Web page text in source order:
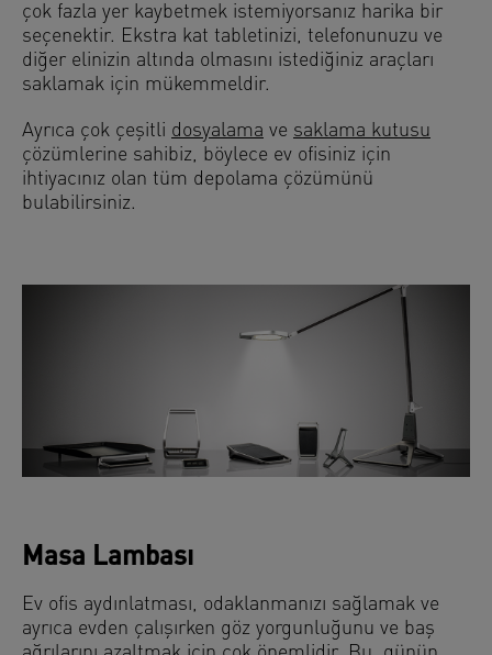
çok fazla yer kaybetmek istemiyorsanız harika bir
seçenektir. Ekstra kat tabletinizi, telefonunuzu ve
diğer elinizin altında olmasını istediğiniz araçları
saklamak için mükemmeldir.
Ayrıca çok çeşitli dosyalama ve saklama kutusu
çözümlerine sahibiz, böylece ev ofisiniz için
ihtiyacınız olan tüm depolama çözümünü
bulabilirsiniz.
Masa Lambası
Ev ofis aydınlatması, odaklanmanızı sağlamak ve
ayrıca evden çalışırken göz yorgunluğunu ve baş